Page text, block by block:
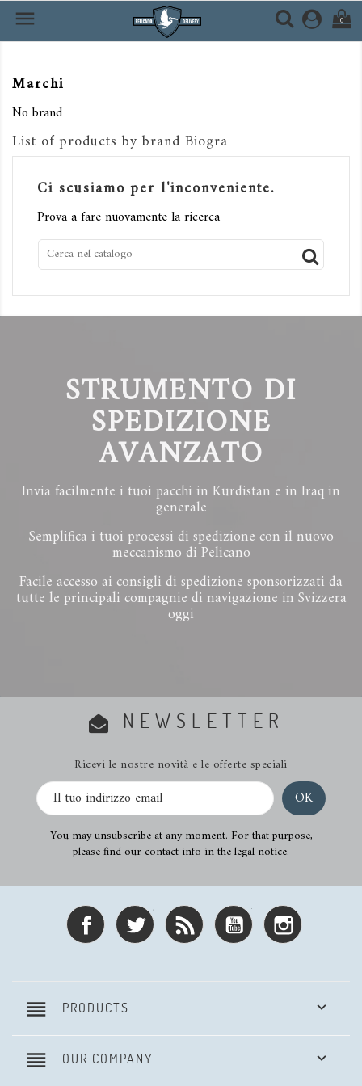
 0
Marchi
No brand
List of products by brand Biogra
Ci scusiamo per l'inconveniente.
Prova a fare nuovamente la ricerca
STRUMENTO DI
SPEDIZIONE
AVANZATO
Invia facilmente i tuoi pacchi in Kurdistan e in Iraq in
generale
Semplifica i tuoi processi di spedizione con il nuovo
meccanismo di Pelicano
Facile accesso ai consigli di spedizione sponsorizzati da
tutte le principali compagnie di navigazione in Svizzera
oggi
NEWSLETTER
Ricevi le nostre novità e le offerte speciali
You may unsubscribe at any moment. For that purpose,
please find our contact info in the legal notice.
Facebook Twitter Rss YouTube
reorder PRODUCTS 
reorder OUR COMPANY 